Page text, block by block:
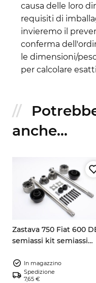
causa delle loro
requisiti di
invieremo il
conferma
le dimensioni/
per calcolare
anche...
Zastava 750 Fiat 600
semiassi kit semiassi
In magazzino
Spedizione
7,65 €